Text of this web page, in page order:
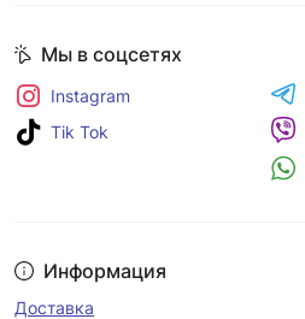
Информация
Доставка
Мы в соцсетях
Instagram
Tik Tok